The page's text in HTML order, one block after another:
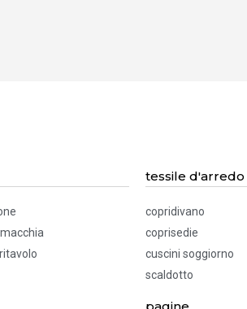
tessile d'arredo
copridivano
coprisedie
cuscini soggiorno
scaldotto